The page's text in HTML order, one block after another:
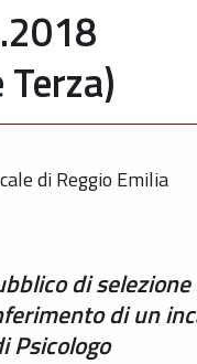
di Reggio Emilia
di
di un
Psicologo